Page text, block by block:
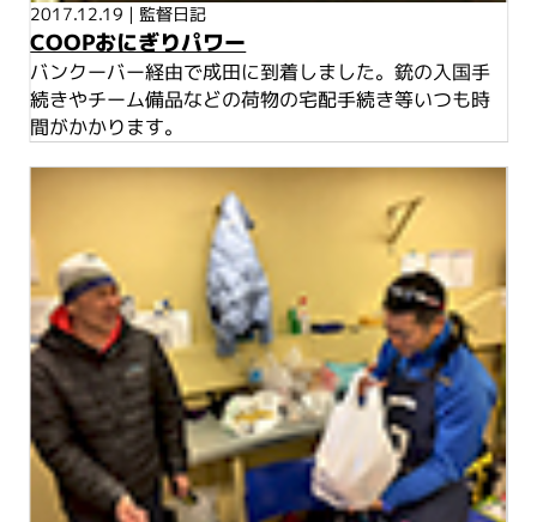
2017.12.19 | 監督日記
COOPおにぎりパワー
バンクーバー経由で成田に到着しました。銃の入国手
続きやチーム備品などの荷物の宅配手続き等いつも時
間がかかります。